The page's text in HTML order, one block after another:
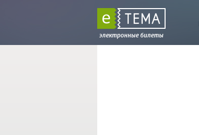
электронные билеты